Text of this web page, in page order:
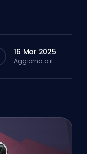
16 Mar 2025
Aggiornato il